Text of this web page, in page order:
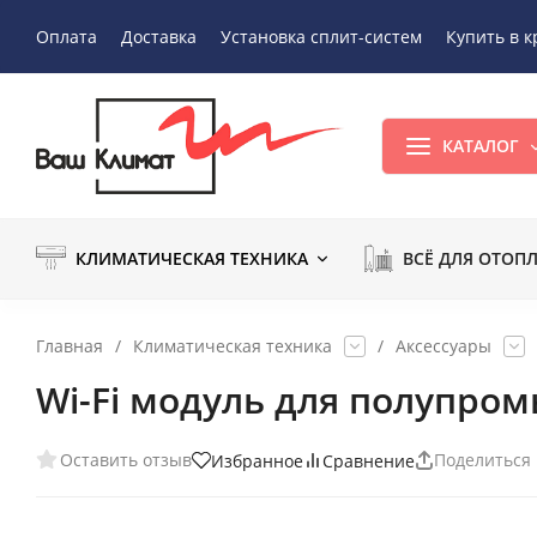
Оплата Доставка Установка сплит-систем Купить в
КАТАЛОГ
КЛИМАТИЧЕСКАЯ ТЕХНИКА ВСЁ ДЛЯ
Главная / Климатическая техника / Аксессуары
Wi-Fi модуль для
Оставить отзыв Избранное Сравнение Поделиться